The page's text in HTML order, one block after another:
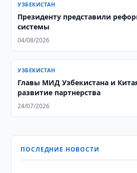
УЗБЕКИСТАН
Президенту представили
системы
04/08/2026
УЗБЕКИСТАН
Главы МИД Узбекистана и
развитие партнерства
24/07/2026
ПОСЛЕДНИЕ НОВОСТИ